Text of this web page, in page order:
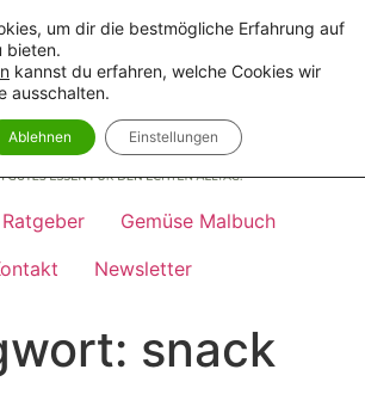
Ratgeber
Gemüse Malbuch
Newsletter
snack
um dir die bestmögliche Erfahrung auf
bieten.
kannst du erfahren, welche Cookies wir
ausschalten.
Ablehnen Einstellungen